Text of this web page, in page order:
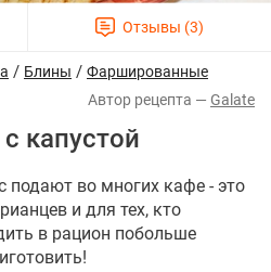
/ Блины / Фаршированные
Galate
капустой
подают во многих кафе - это
и для тех, кто
в рацион побольше